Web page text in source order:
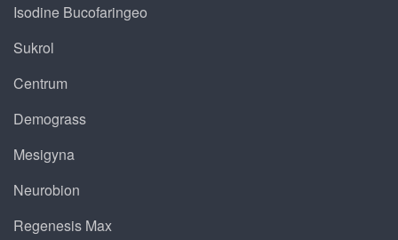
Isodine Bucofaringeo
Sukrol
Centrum
Demograss
Mesigyna
Neurobion
Regenesis Max